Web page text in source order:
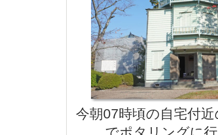
今朝07時頃の自宅付